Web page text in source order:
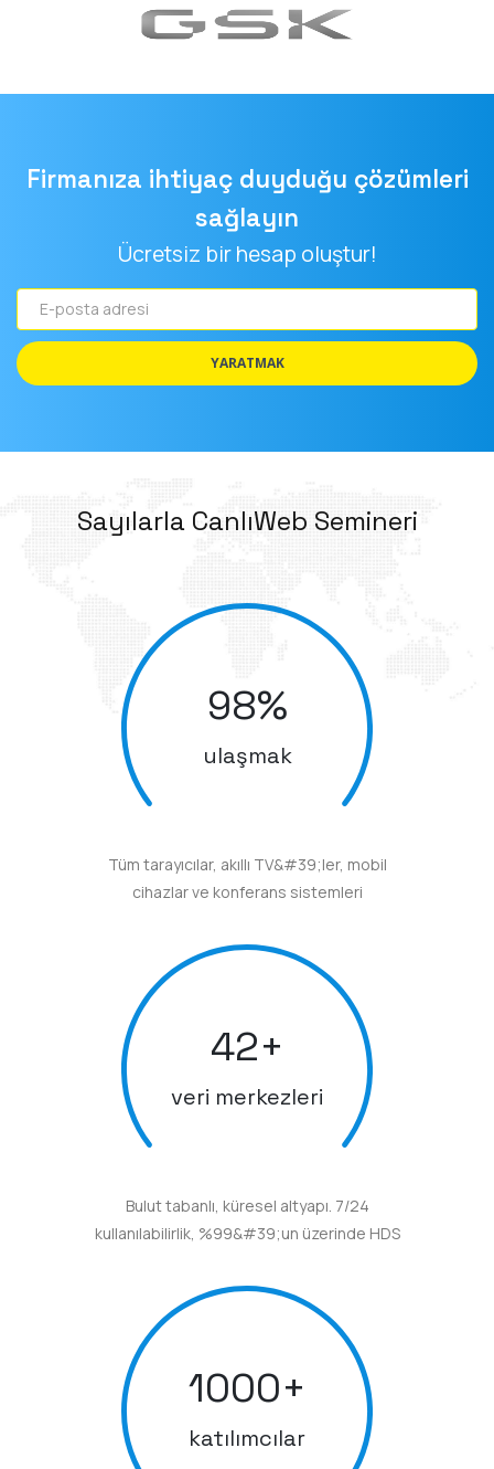
sağlayın
Ücretsiz bir hesap oluştur!
posta
adresi
YARATMAK
98%
ulaşmak
cihazlar ve konferans sistemleri
42
veri merkezleri
kullanılabilirlik, %99&#39;un üzerinde HDS
1000
katılımcılar